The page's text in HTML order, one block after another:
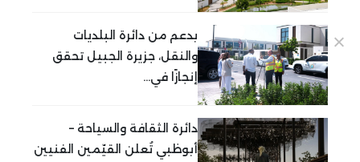
بدعم من دائرة البلديات
والنقل، جزيرة الجبيل تحقق
إنجازًا في...
دائرة الثقافة والسياحة –
أبوظبي تُعلن القيّمين الفنيين